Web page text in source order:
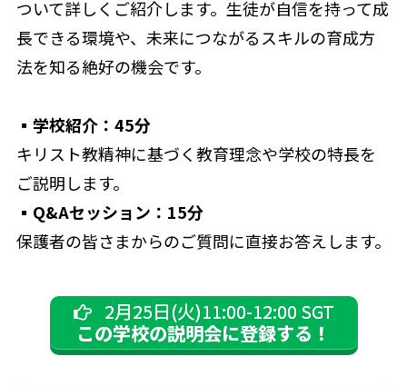
ついて詳しくご紹介します。生徒が自信を持って成
長できる環境や、未来につながるスキルの育成方
法を知る絶好の機会です。
▪学校紹介：45分
キリスト教精神に基づく教育理念や学校の特長を
ご説明します。
▪Q&Aセッション：15分
保護者の皆さまからのご質問に直接お答えします。
2月25日(火)11:00-12:00 SGT
この学校の説明会に登録する！